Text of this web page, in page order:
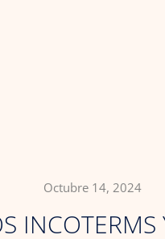
Octubre 14, 2024
INCOTERMS